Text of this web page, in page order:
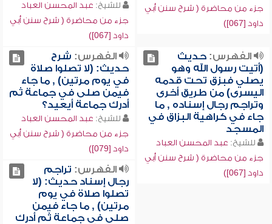
جزء من محاضرة ( شرح سنن أبي
داود [067])
للشيخ: عبد المحسن العباد
جزء من محاضرة ( شرح سنن أبي
داود [067])
الفهرس:حديث
(أتيت رسول الله وهو
يصلي فبزق تحت قدمه
اليسرى) من طريق أخرى
وتراجم رجال إسناده , ما
جاء في كراهية البزاق في
المسجد
للشيخ: عبد المحسن العباد
جزء من محاضرة ( شرح سنن أبي
داود [067])
الفهرس: شرح
حديث: (لا تصلوا صلاة
في يوم مرتين) , ما جاء
فيمن صلى في جماعة ثم
أدرك جماعة أيعيد؟
للشيخ: عبد المحسن العباد
جزء من محاضرة ( شرح سنن أبي
داود [079])
الفهرس: تراجم
رجال إسناد حديث: (لا
تصلوا صلاة في يوم
مرتين) , ما جاء فيمن
صلى في جماعة ثم أدرك